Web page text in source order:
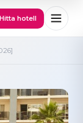
Hitta hotell